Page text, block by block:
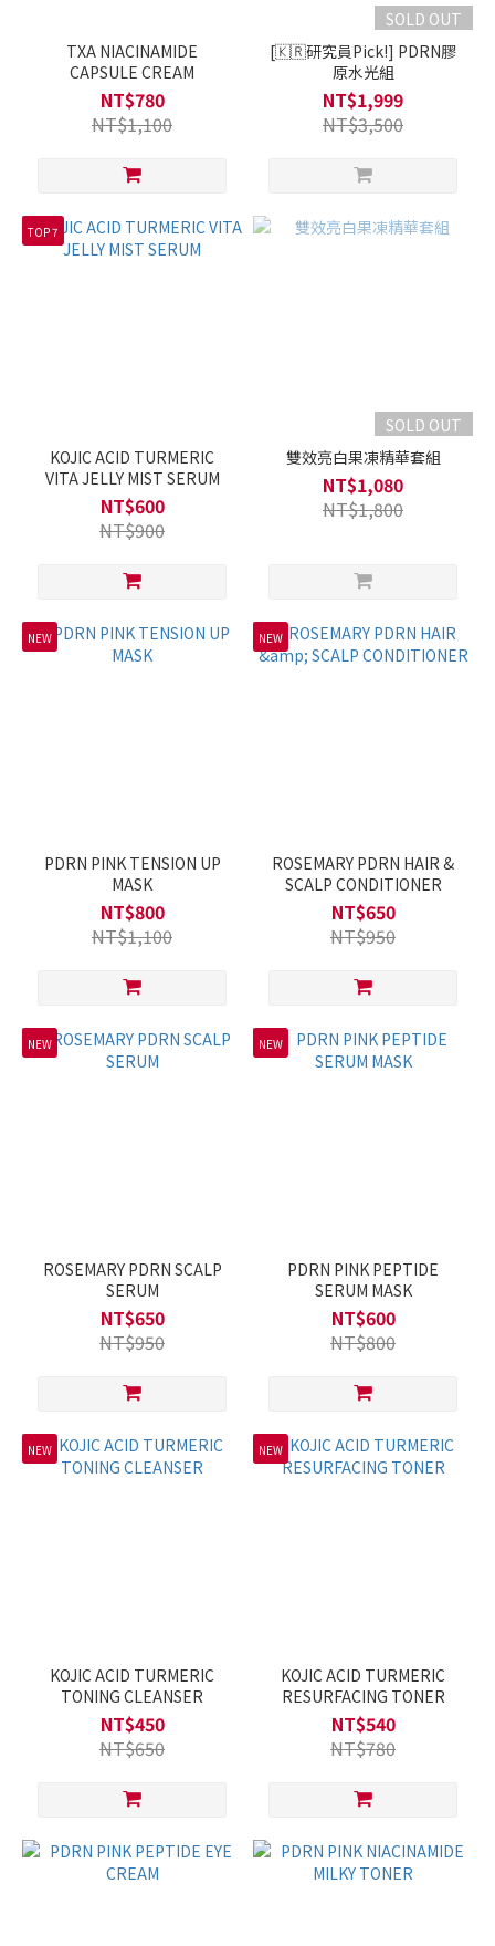
TXA NIACINAMIDE
CAPSULE CREAM
NT$780
NT$1,100
SOLD OUT
[🇰🇷​研究員Pick!] PDRN膠
原水光組
NT$1,999
NT$3,500
TOP 7
KOJIC ACID TURMERIC
VITA JELLY MIST SERUM
NT$600
NT$900
SOLD OUT
雙效亮白果凍精華套組
NT$1,080
NT$1,800
NEW
PDRN PINK TENSION UP
MASK
NT$800
NT$1,100
NEW
ROSEMARY PDRN HAIR &
SCALP CONDITIONER
NT$650
NT$950
NEW
ROSEMARY PDRN SCALP
SERUM
NT$650
NT$950
NEW
PDRN PINK PEPTIDE
SERUM MASK
NT$600
NT$800
NEW
KOJIC ACID TURMERIC
TONING CLEANSER
NT$450
NT$650
NEW
KOJIC ACID TURMERIC
RESURFACING TONER
NT$540
NT$780